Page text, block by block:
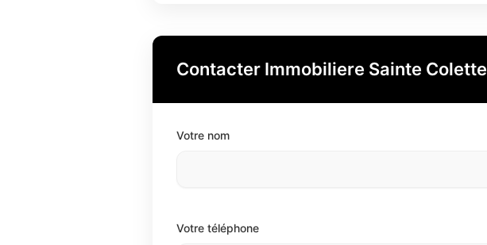
Contacter Immobiliere Sainte Colette
Votre nom
Votre téléphone